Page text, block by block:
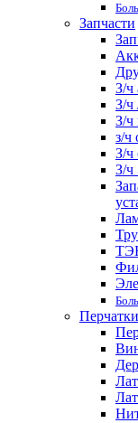
Запчасти
З/ч
З/ч
З/ч
з/ч
З/ч
З/ч
Перчатки